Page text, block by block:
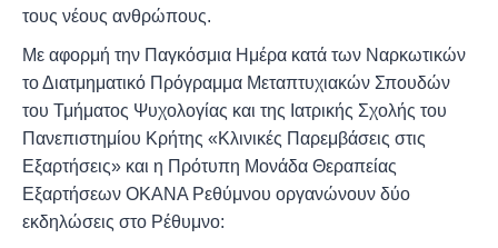
τους νέους ανθρώπους.
Με αφορμή την Παγκόσμια Ημέρα κατά των Ναρκωτικών
το Διατμηματικό Πρόγραμμα Μεταπτυχιακών Σπουδών
του Τμήματος Ψυχολογίας και της Ιατρικής Σχολής του
Πανεπιστημίου Κρήτης «Κλινικές Παρεμβάσεις στις
Εξαρτήσεις» και η Πρότυπη Μονάδα Θεραπείας
Εξαρτήσεων ΟΚΑΝΑ Ρεθύμνου οργανώνουν δύο
εκδηλώσεις στο Ρέθυμνο: